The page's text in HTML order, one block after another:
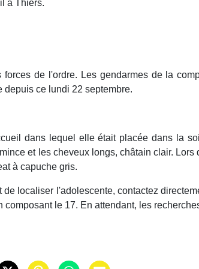
à Thiers.
de l'ordre. Les gendarmes de la
ce lundi 22 septembre.
dans lequel elle était placée dans la
et les cheveux longs, châtain clair. Lors
à capuche gris.
localiser l'adolescente, contactez
le 17. En attendant, les